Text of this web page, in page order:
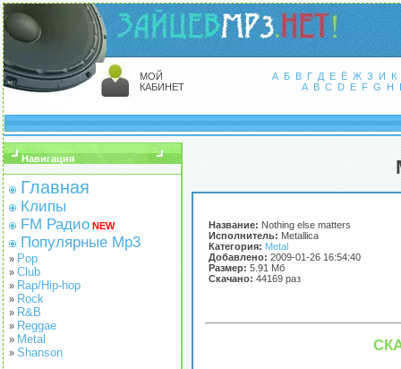
МОЙ
КАБИНЕТ
А Б В Г Д Е Ё Ж З И
К
A B C D E F G H I
Навигация
Главная
Клипы
FM Радио NEW
Популярные Mp3
» Pop
» Club
» Rap/Hip-hop
» Rock
» R&B
» Reggae
» Metal
» Shanson
Название: Nothing else matters
Исполнитель: Metallica
Категория: Metal
Добавлено: 2009-01-26 16:54:40
Размер: 5.91 Мб
Скачано: 44169 раз